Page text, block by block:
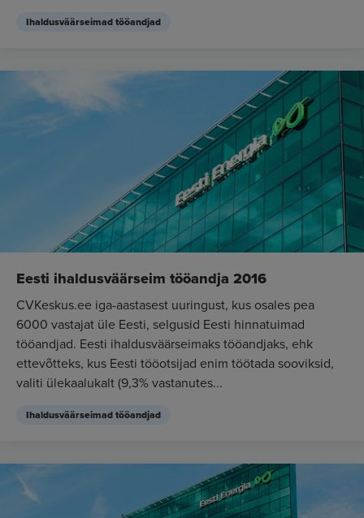
Ihaldusväärseimad tööandjad
Eesti ihaldusväärseim tööandja 2016
CVKeskus.ee iga-aastasest uuringust, kus osales pea
6000 vastajat üle Eesti, selgusid Eesti hinnatuimad
tööandjad. Eesti ihaldusväärseimaks tööandjaks, ehk
ettevõtteks, kus Eesti tööotsijad enim töötada sooviksid,
valiti ülekaalukalt (9,3% vastanutes...
Ihaldusväärseimad tööandjad